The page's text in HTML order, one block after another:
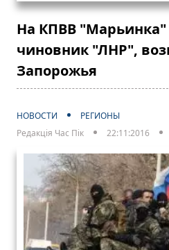
На КПВВ "Марьинка"
чиновник "ЛНР",
Запорожья
НОВОСТИ
РЕГИОНЫ
Редакція Час Пік
22:11:2016